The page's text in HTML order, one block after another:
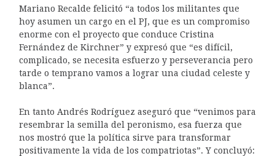
Mariano Recalde felicitó “a todos los militantes que
hoy asumen un cargo en el PJ, que es un compromiso
enorme con el proyecto que conduce Cristina
Fernández de Kirchner” y expresó que “es difícil,
complicado, se necesita esfuerzo y perseverancia pero
tarde o temprano vamos a lograr una ciudad celeste y
blanca”.
En tanto Andrés Rodríguez aseguró que “venimos para
resembrar la semilla del peronismo, esa fuerza que
nos mostró que la política sirve para transformar
positivamente la vida de los compatriotas”. Y concluyó: